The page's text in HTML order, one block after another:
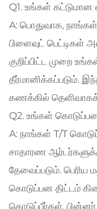
Q1. உங்கள்
A: பொதுவாக,
பிளைவுட் பெட்டிகள்
குறிப்பிட்ட முறை
தீர்மானிக்கப்படும்.
கணக்கில் தெளிவாகக்
Q2. உங்கள்
A: நாங்கள் T/T
சாதாரண
தேவைப்படும். பெரிய
கொடுப்பன திட்டம்
கொடுப்பீர்கள், பின்னர்